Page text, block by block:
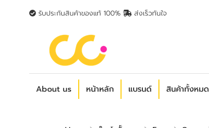
รับประกันสินค้าของแท้ 100% ส่งเร็วทันใจ
About us หน้าหลัก แบรนด์ สินค้าทั้งหมด